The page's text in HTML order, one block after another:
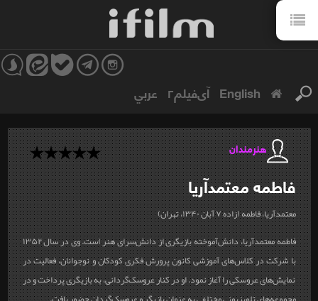
English آی‌فیلم۲ عربي
هنرمندان
فاطمهمعتمدآریا
معتمدآریا، فاطمه (زاده ‎۷ آبان ۱۳۴۰، تهران)
فاطمه معتمدآریا، دانش‌آموخته‎ بازیگری از دانش‌سرای هنر است. وی در سال ۱۳۵۲
با شرکت در کلاس‌های آموزشی کانون پرورش ‎فکری کودکان و نوجوانان، فعالیت در
نمایش‌های عروسکی را آغاز نمود. او در کنار عروسک‌گردانی، به بازیگری پرداخت و در